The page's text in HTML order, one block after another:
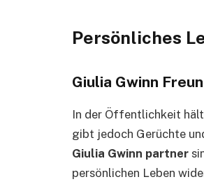
Persönliches
Giulia Gwinn
In der Öffentlichkeit
gibt jedoch Gerüchte
Giulia Gwinn partner
persönlichen Leben